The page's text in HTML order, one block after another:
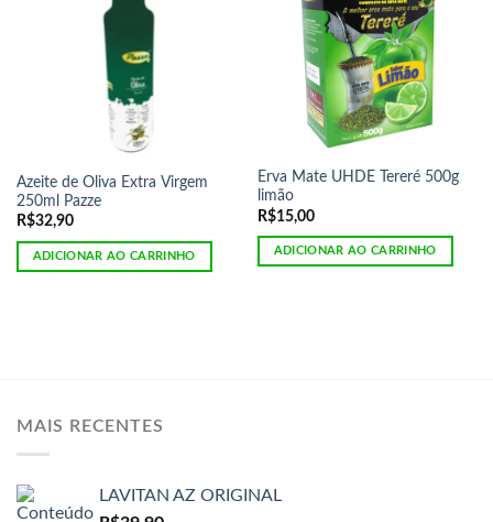
Azeite de Oliva Extra Virgem
250ml Pazze
R$32,90
ADICIONAR AO CARRINHO
Erva Mate UHDE Tereré 500g
limão
R$15,00
ADICIONAR AO CARRINHO
MAIS RECENTES
LAVITAN AZ ORIGINAL